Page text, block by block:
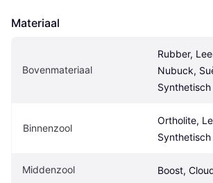
Materiaal
Bovenmateriaal
Rubber,
Nubuck,
Synthetisch
Binnenzool
Ortholite,
Synthetisch
Middenzool Boost,